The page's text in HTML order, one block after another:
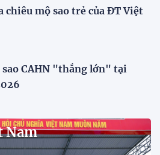
nhà đầu tiên của ĐT Việt Nam
tại ASEAN Cup 2026
XSKT Đắk Lắk viết nên lịch sử
với chức vô địch VPL-S7